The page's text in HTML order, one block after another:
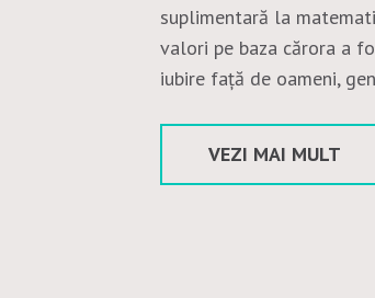
suplimentară la
valori pe baza cărora a
iubire față de oameni,
VEZI MAI MULT